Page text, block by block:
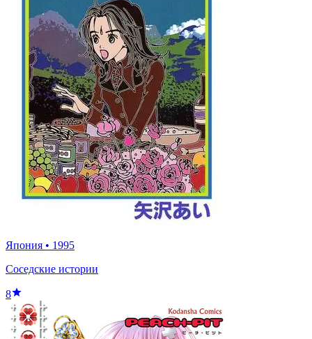
Япония • 1995
Соседские истории
8